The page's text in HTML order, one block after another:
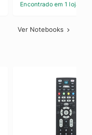
Encontrado em 1 loja
Ver Notebooks